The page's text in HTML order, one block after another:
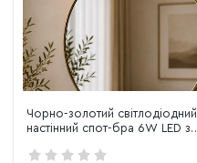
Чорно-золотий світлодіодний
настінний спот-бра 6W LED з